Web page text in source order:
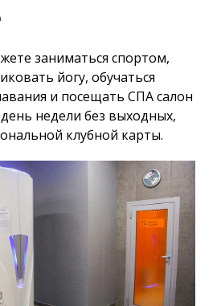
заниматься спортом,
йогу, обучаться
и посещать СПА салон
недели без выходных,
клубной карты.